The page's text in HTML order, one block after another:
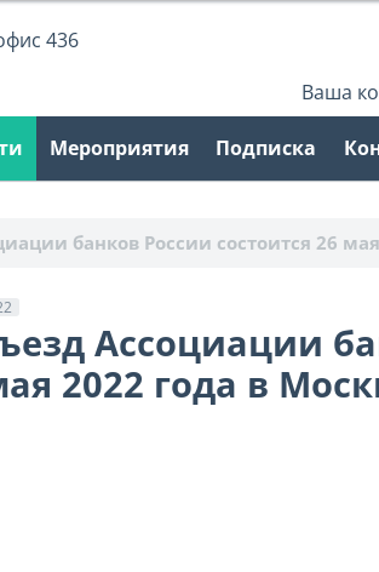
436
Ваша
Мероприятия Подписка
банков России состоится 26
Ассоциации
2022 года в